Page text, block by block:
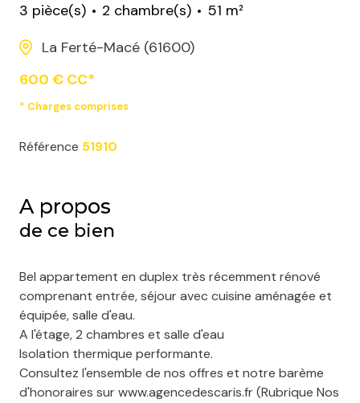
3 pièce(s)
2 chambre(s)
51 m²
La Ferté-Macé (61600)
600 € CC*
* Charges comprises
Référence 51910
A propos
de ce bien
Bel appartement en duplex très récemment rénové
comprenant entrée, séjour avec cuisine aménagée et
équipée, salle d'eau.
A l'étage, 2 chambres et salle d'eau
Isolation thermique performante.
Consultez l'ensemble de nos offres et notre barème
d'honoraires sur www.agencedescaris.fr (Rubrique Nos